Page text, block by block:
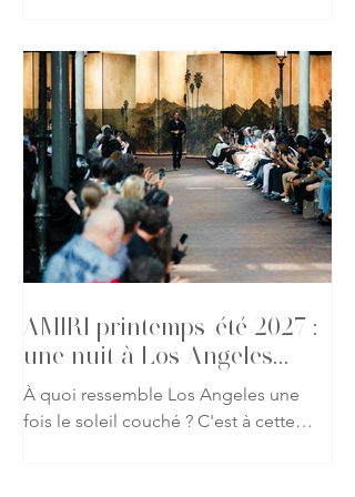
de la Fashion Week de Paris. Fidèle à
l'univers imaginé par Mike Amiri, les
invités ont revisité les codes du
glamour californien à travers des
silhouettes mêlant tailoring
décontracté, cuir, denim et détails
précieux. Une galerie qui capture
l'atmosphère du défilé et l'élégance
des invités présents pour l'un des
AMIRI printemps-été 2027 :
une nuit à Los Angeles
s'invite à Paris
À quoi ressemble Los Angeles une
fois le soleil couché ? C'est à cette